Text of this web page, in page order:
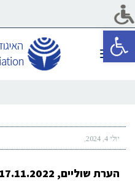
פתח סרגל נגישות
תפריט
יולי 4, 2024
הערת שוליים, 17.11.2022